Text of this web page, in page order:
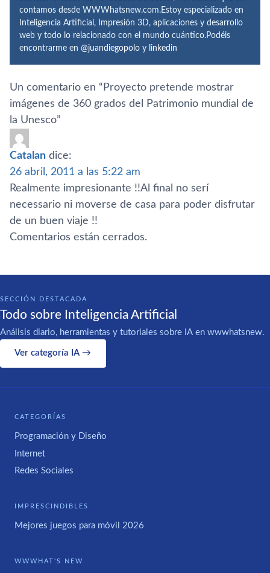
contamos desde WWWhatsnew.com.Estoy especializado en
Inteligencia Artificial, Impresión 3D, aplicaciones y desarrollo
web y todo lo relacionado con el mundo cuántico.Podéis
encontrarme en @juandiegopolo y linkedin
Un comentario en “ Proyecto pretende mostrar
imágenes de 360 grados del Patrimonio mundial de
la Unesco”
Catalan dice:
26 abril, 2011 a las 5:22 am
Realmente impresionante !!Al final no serí
necessario ni moverse de casa para poder disfrutar
de un buen viaje !!
Comentarios están cerrados.
SECCIÓN DESTACADA
Todo sobre Inteligencia Artificial
Análisis diario, herramientas y tutoriales sobre IA en wwwhatsnew.
Ver categoría IA →
CATEGORÍAS
Programación y Diseño
Internet
Redes Sociales
IMPRESCINDIBLES
Mejores juegos para móvil 2026
WWWHAT'S NEW